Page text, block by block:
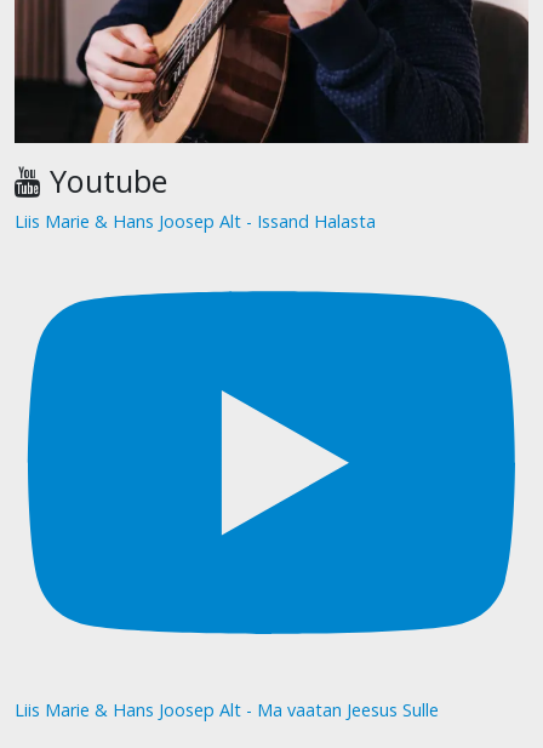
Youtube
Liis Marie & Hans Joosep Alt - Issand Halasta
Liis Marie & Hans Joosep Alt - Ma vaatan Jeesus Sulle